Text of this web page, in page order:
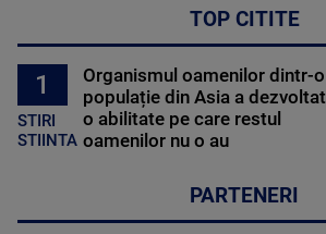
TOP CITITE
1
STIRI
STIINTA
Organismul oamenilor dintr-o
populație din Asia a dezvoltat
o abilitate pe care restul
oamenilor nu o au
PARTENERI